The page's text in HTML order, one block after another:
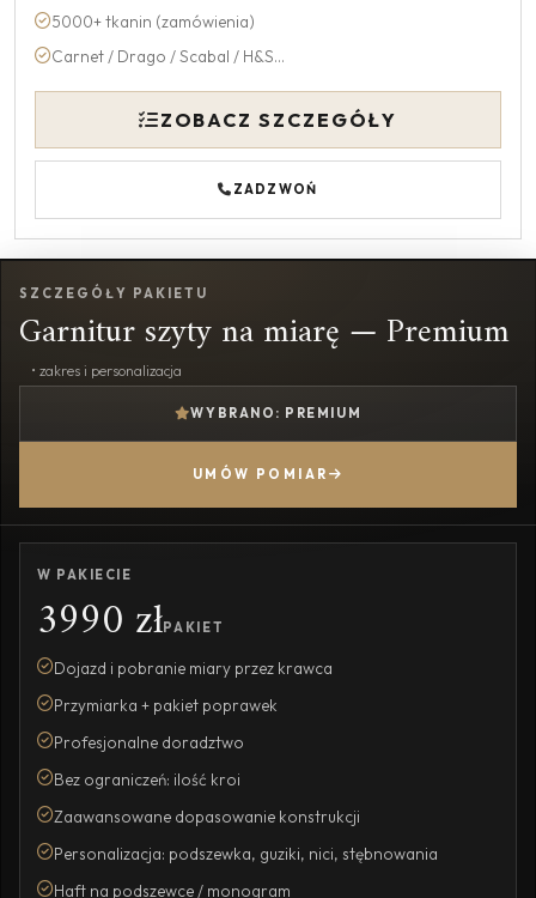
5000+ tkanin (zamówienia)
Carnet / Drago / Scabal / H&S...
ZOBACZ SZCZEGÓŁY
ZADZWOŃ
SZCZEGÓŁY PAKIETU
Garnitur szyty na miarę — Premium
• zakres i personalizacja
WYBRANO: PREMIUM
UMÓW POMIAR
W PAKIECIE
3990 złPAKIET
Dojazd i pobranie miary przez krawca
Przymiarka + pakiet poprawek
Profesjonalne doradztwo
Bez ograniczeń: ilość kroi
Zaawansowane dopasowanie konstrukcji
Personalizacja: podszewka, guziki, nici, stębnowania
Haft na podszewce / monogram